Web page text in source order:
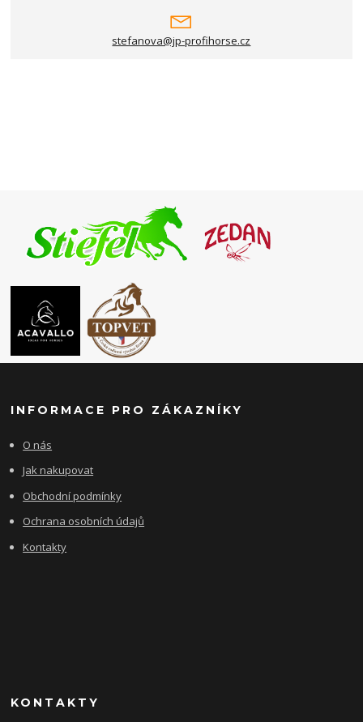
stefanova@jp-profihorse.cz
INFORMACE PRO ZÁKAZNÍKY
O nás
Jak nakupovat
Obchodní podmínky
Ochrana osobních údajů
Kontakty
KONTAKTY